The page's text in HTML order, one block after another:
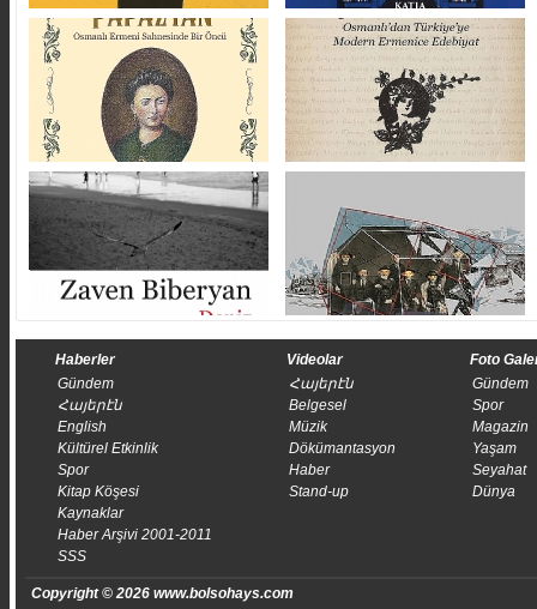
Haberler
Gündem
Հայերէն
English
Kültürel Etkinlik
Spor
Kitap Köşesi
Kaynaklar
Haber Arşivi 2001-2011
SSS
Videolar
Հայերէն
Belgesel
Müzik
Dökümantasyon
Haber
Stand-up
Foto
Gündem
Spor
Magazin
Yaşam
Seyahat
Dünya
Copyright © 2026 www.bolsohays.com